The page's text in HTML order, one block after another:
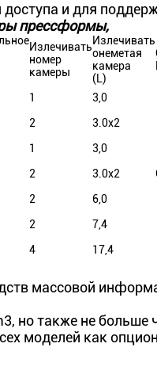
доступа и для
прессформы,
Излечивать
номер
камеры
Излечивать
онеметая
камера
(L)
1 3,0
2 3.0x2
1 3,0
2 3.0x2
2 6,0
2
7,4
4 17,4
массовой
но также не больше
моделей как